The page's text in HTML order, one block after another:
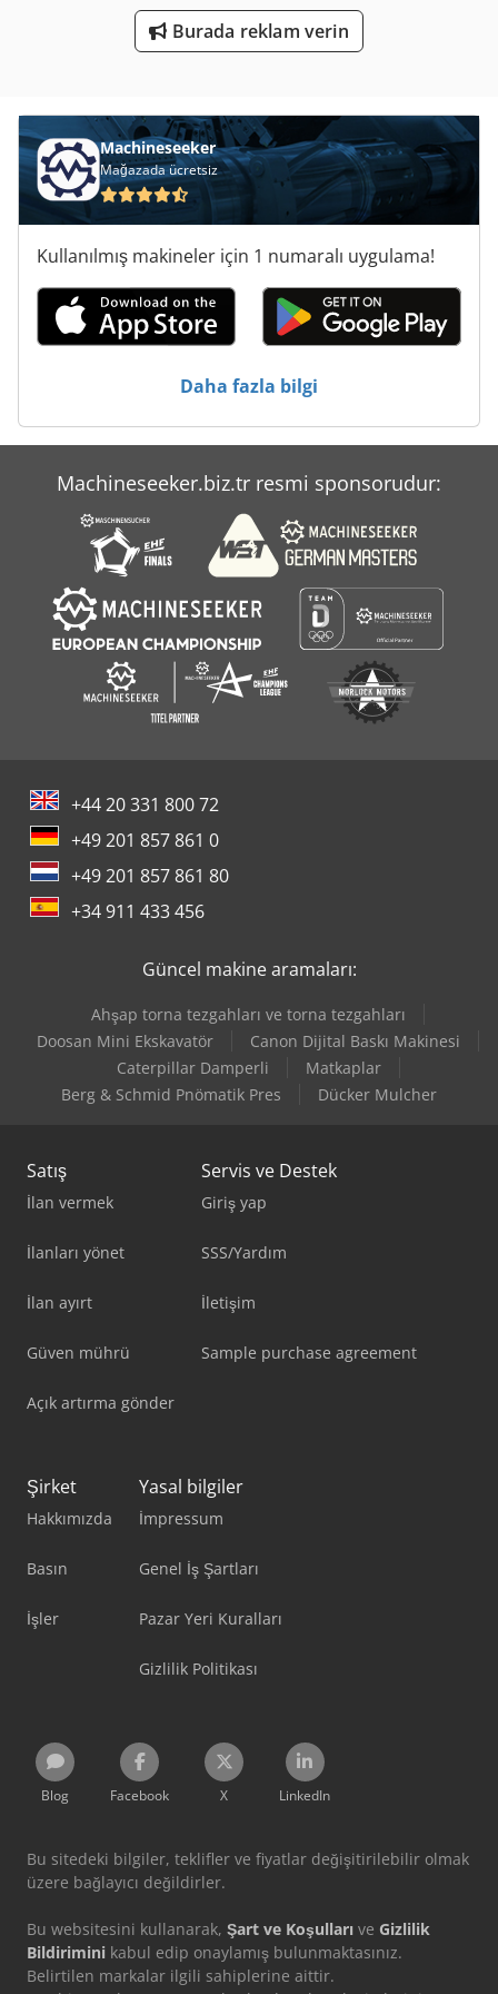
Yükleyici-Tekerlekli Yükleyici Iş Makinesi Ile
Çalışma Araç
Burada reklam verin
Machineseeker
Mağazada ücretsiz
Kullanılmış makineler için 1 numaralı uygulama!
Daha fazla bilgi
Machineseeker.biz.tr resmi sponsorudur:
+44 20 331 800 72
+49 201 857 861 0
+49 201 857 861 80
+34 911 433 456
Güncel makine aramaları:
Ahşap torna tezgahları ve torna tezgahları
Doosan Mini Ekskavatör
Canon Dijital Baskı Makinesi
Caterpillar Damperli
Matkaplar
Berg & Schmid Pnömatik Pres
Dücker Mulcher
Satış
İlan vermek
İlanları yönet
İlan ayırt
Güven mührü
Açık artırma gönder
Servis ve Destek
Giriş yap
SSS/Yardım
İletişim
Sample purchase agreement
Şirket
Hakkımızda
Basın
İşler
Yasal bilgiler
İmpressum
Genel İş Şartları
Pazar Yeri Kuralları
Gizlilik Politikası
Blog Facebook X LinkedIn
Bu sitedeki bilgiler, teklifler ve fiyatlar değişitirilebilir olmak
üzere bağlayıcı değildirler.
Bu websitesini kullanarak, Şart ve Koşulları ve Gizlilik
Bildirimini kabul edip onaylamış bulunmaktasınız.
Belirtilen markalar ilgili sahiplerine aittir.